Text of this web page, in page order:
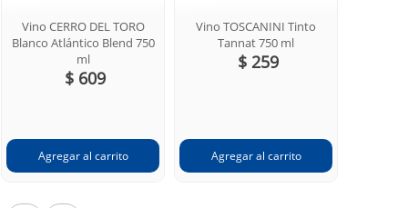
Vino CERRO DEL TORO
Blanco Atlántico Blend 750
ml
$ 609
Vino TOSCANINI Tinto
Tannat 750 ml
$ 259